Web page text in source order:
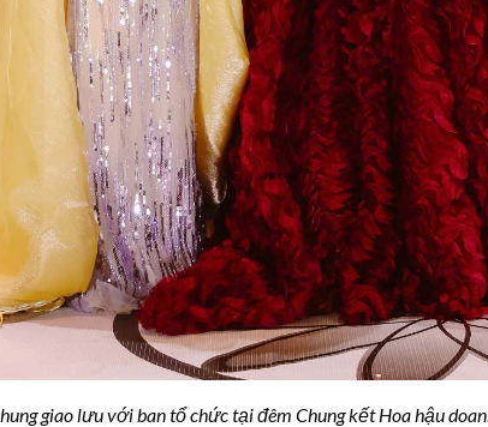
giao lưu với ban tổ chức tại đêm Chung kết Hoa hậu